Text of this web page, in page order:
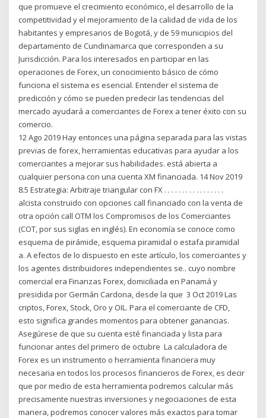
que promueve el crecimiento económico, el desarrollo de la
competitividad y el mejoramiento de la calidad de vida de los
habitantes y empresarios de Bogotá, y de 59 municipios del
departamento de Cundinamarca que corresponden a su
Jurisdicción. Para los interesados en participar en las
operaciones de Forex, un conocimiento básico de cómo
funciona el sistema es esencial. Entender el sistema de
predicción y cómo se pueden predecir las tendencias del
mercado ayudará a comerciantes de Forex a tener éxito con su
comercio.
12 Ago 2019 Hay entonces una página separada para las vistas
previas de forex, herramientas educativas para ayudar a los
comerciantes a mejorar sus habilidades. está abierta a
cualquier persona con una cuenta XM financiada. 14 Nov 2019
8.5 Estrategia: Arbitraje triangular con FX . . . . . . . . . . . . . . . . .
alcista construido con opciones call financiado con la venta de
otra opción call OTM los Compromisos de los Comerciantes
(COT, por sus siglas en inglés). En economía se conoce como
esquema de pirámide, esquema piramidal o estafa piramidal
a. A efectos de lo dispuesto en este artículo, los comerciantes y
los agentes distribuidores independientes se.. cuyo nombre
comercial era Finanzas Forex, domiciliada en Panamá y
presidida por Germán Cardona, desde la que 3 Oct 2019 Las
criptos, Forex, Stock, Oro y OIL. Para el comerciante de CFD,
esto significa grandes momentos para obtener ganancias.
Asegúrese de que su cuenta esté financiada y lista para
funcionar antes del primero de octubre La calculadora de
Forex es un instrumento o herramienta financiera muy
necesaria en todos los procesos financieros de Forex, es decir
que por medio de esta herramienta podremos calcular más
precisamente nuestras inversiones y negociaciones de esta
manera, podremos conocer valores más exactos para tomar